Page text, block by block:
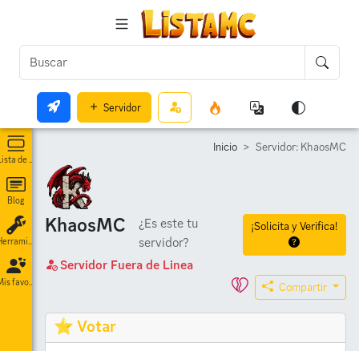
Servidor
Lista de servidores
Blog
Herramientas
Mis favoritos
Inicio Servidor: KhaosMC
KhaosMC
¿Es este tu
servidor?
¡Solicita y Verifica!
Servidor Fuera de Linea
Compartir
⭐ Votar